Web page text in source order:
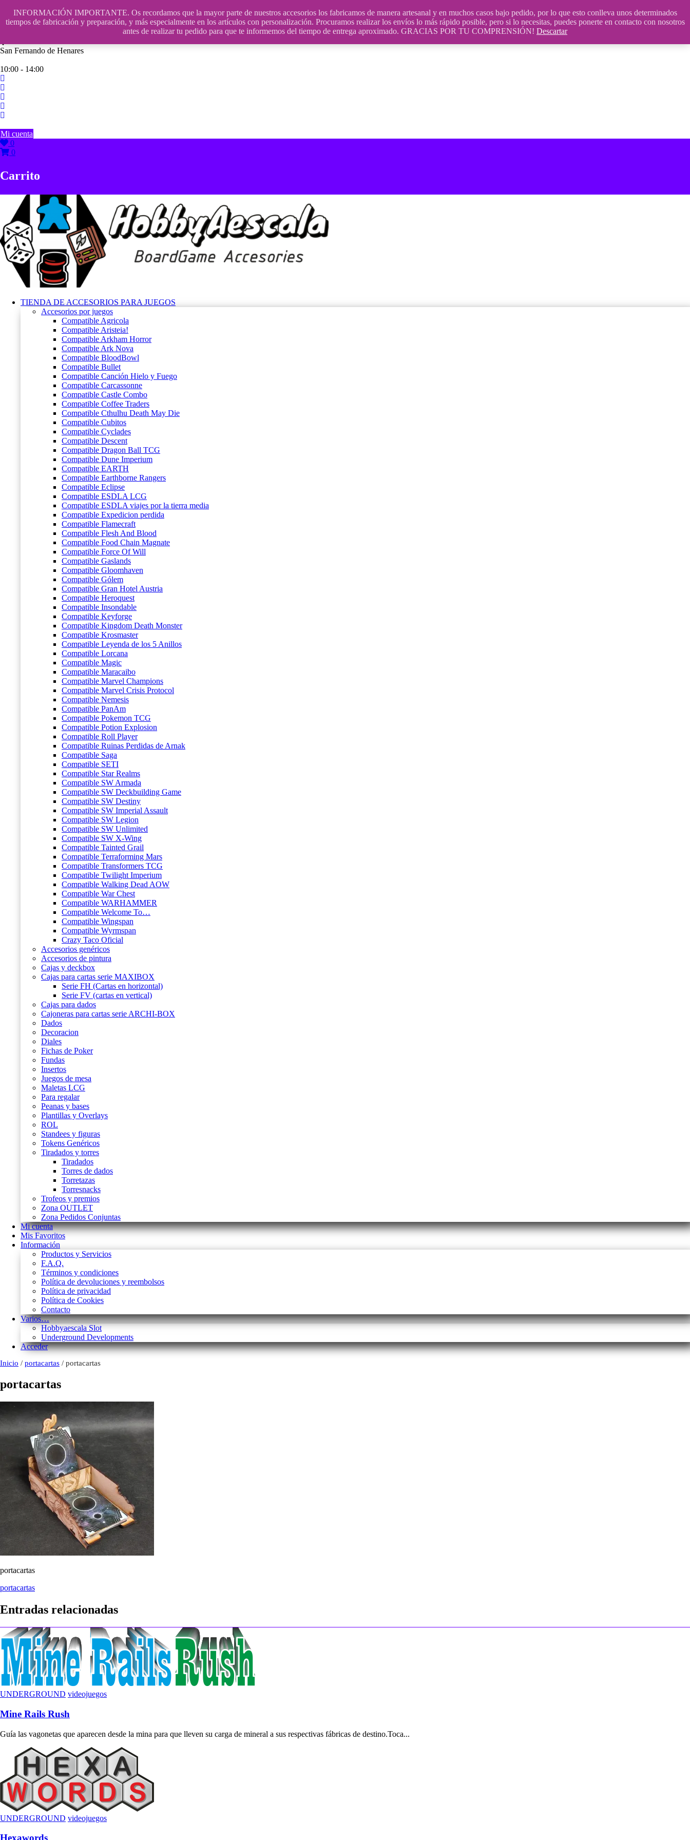
INFORMACIÓN IMPORTANTE. Os recordamos que la mayor parte de nuestros accesorios los fabricamos de manera artesanal y en muchos casos bajo pedido, por lo que esto conlleva unos determinados
tiempos de fabricación y preparación, y más especialmente en los artículos con personalización. Procuramos realizar los envíos lo más rápido posible, pero si lo necesitas, puedes ponerte en contacto con nosotros
antes de realizar tu pedido para que te informemos del tiempo de entrega aproximado. GRACIAS POR TU COMPRENSIÓN! Descartar
contenido
609241475 SOLO DE 10:00 a 14:00
San Fernando de Henares
10:00 - 14:00
Mi cuenta
0
0
Carrito
TIENDA DE ACCESORIOS PARA JUEGOS
Accesorios por juegos
Compatible Agricola
Compatible Aristeia!
Compatible Arkham Horror
Compatible Ark Nova
Compatible BloodBowl
Compatible Bullet
Compatible Canción Hielo y Fuego
Compatible Carcassonne
Compatible Castle Combo
Compatible Coffee Traders
Compatible Cthulhu Death May Die
Compatible Cubitos
Compatible Cyclades
Compatible Descent
Compatible Dragon Ball TCG
Compatible Dune Imperium
Compatible EARTH
Compatible Earthborne Rangers
Compatible Eclipse
Compatible ESDLA LCG
Compatible ESDLA viajes por la tierra media
Compatible Expedicion perdida
Compatible Flamecraft
Compatible Flesh And Blood
Compatible Food Chain Magnate
Compatible Force Of Will
Compatible Gaslands
Compatible Gloomhaven
Compatible Gólem
Compatible Gran Hotel Austria
Compatible Heroquest
Compatible Insondable
Compatible Keyforge
Compatible Kingdom Death Monster
Compatible Krosmaster
Compatible Leyenda de los 5 Anillos
Compatible Lorcana
Compatible Magic
Compatible Maracaibo
Compatible Marvel Champions
Compatible Marvel Crisis Protocol
Compatible Nemesis
Compatible PanAm
Compatible Pokemon TCG
Compatible Potion Explosion
Compatible Roll Player
Compatible Ruinas Perdidas de Arnak
Compatible Saga
Compatible SETI
Compatible Star Realms
Compatible SW Armada
Compatible SW Deckbuilding Game
Compatible SW Destiny
Compatible SW Imperial Assault
Compatible SW Legion
Compatible SW Unlimited
Compatible SW X-Wing
Compatible Tainted Grail
Compatible Terraforming Mars
Compatible Transformers TCG
Compatible Twilight Imperium
Compatible Walking Dead AOW
Compatible War Chest
Compatible WARHAMMER
Compatible Welcome To…
Compatible Wingspan
Compatible Wyrmspan
Crazy Taco Oficial
Accesorios genéricos
Accesorios de pintura
Cajas y deckbox
Cajas para cartas serie MAXIBOX
Serie FH (Cartas en horizontal)
Serie FV (cartas en vertical)
Cajas para dados
Cajoneras para cartas serie ARCHI-BOX
Dados
Decoracion
Diales
Fichas de Poker
Fundas
Insertos
Juegos de mesa
Maletas LCG
Para regalar
Peanas y bases
Plantillas y Overlays
ROL
Standees y figuras
Tokens Genéricos
Tiradados y torres
Tiradados
Torres de dados
Torretazas
Torresnacks
Trofeos y premios
Zona OUTLET
Zona Pedidos Conjuntas
Mi cuenta
Mis Favoritos
Información
Productos y Servicios
F.A.Q.
Términos y condiciones
Política de devoluciones y reembolsos
Política de privacidad
Política de Cookies
Contacto
Varios…
Hobbyaescala Slot
Underground Developments
Acceder
Inicio / portacartas / portacartas
portacartas
portacartas
Navegación
de
entradas
portacartas
Entradas relacionadas
UNDERGROUND videojuegos
Mine Rails Rush
Guía las vagonetas que aparecen desde la mina para que lleven su carga de mineral a sus respectivas fábricas de destino.Toca...
UNDERGROUND videojuegos
Hexawords